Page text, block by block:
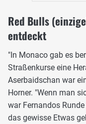
Red Bulls
entdeckt
"In Monaco gab es
Straßenkurse eine
Aserbaidschan war
Horner. "Wenn man
war Fernandos
das gewisse Etwas